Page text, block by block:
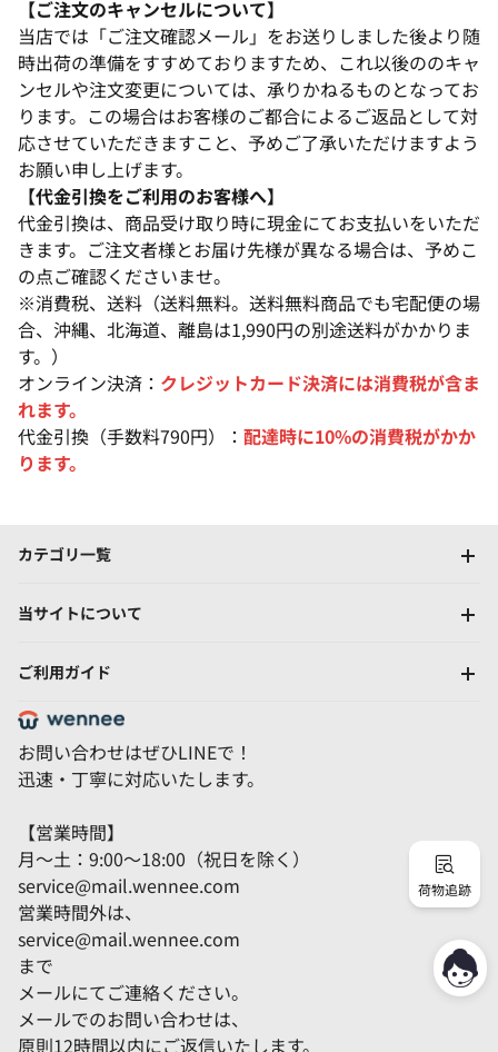
【ご注文のキャンセルについて】
当店では「ご注文確認メール」をお送りしました後より随
時出荷の準備をすすめておりますため、これ以後ののキャ
ンセルや注文変更については、承りかねるものとなってお
ります。この場合はお客様のご都合によるご返品として対
応させていただきますこと、予めご了承いただけますよう
お願い申し上げます。
【代金引換をご利用のお客様へ】
代金引換は、商品受け取り時に現金にてお支払いをいただ
きます。ご注文者様とお届け先様が異なる場合は、予めこ
の点ご確認くださいませ。
※消費税、送料（送料無料。送料無料商品でも宅配便の場
合、沖縄、北海道、離島は1,990円の別途送料がかかりま
す。）
オンライン決済： クレジットカード決済には消費税が含ま
れます。
代金引換（手数料790円）： 配達時に10%の消費税がかか
ります。
荷物追跡
カテゴリ一覧
当サイトについて
ご利用ガイド
お問い合わせはぜひLINEで！
迅速・丁寧に対応いたします。
【営業時間】
月～土：9:00～18:00（祝日を除く）
service@mail.wennee.com
営業時間外は、
service@mail.wennee.com
まで
メールにてご連絡ください。
メールでのお問い合わせは、
原則12時間以内にご返信いたします。